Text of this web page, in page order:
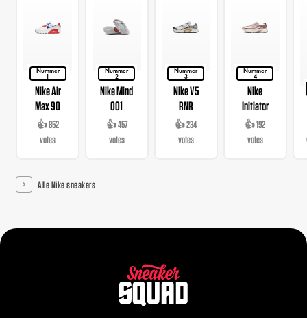
Nummer
1
Nike Air
Max 90
👍 852
votes
Nummer
2
Nike Mind
001
👍 457
votes
Nummer
3
Nike V5
RNR
👍 234
votes
Nummer
4
Nike
Initiator
👍 192
votes
Alle Nike sneakers